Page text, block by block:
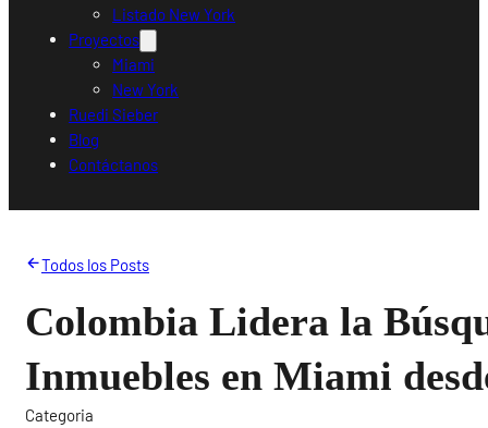
Listado New York
Proyectos
Miami
New York
Ruedi Sieber
Blog
Contáctanos
Todos los Posts
Colombia Lidera la
Inmuebles en Miami
Categoria